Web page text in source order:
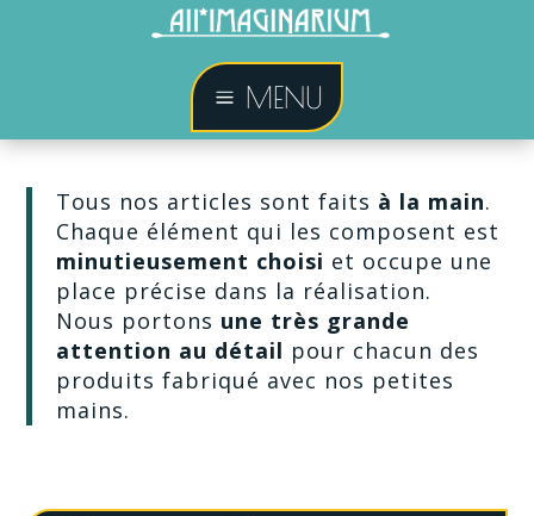
a MENU
Tous nos articles sont faits à la main.
Chaque élément qui les composent est
minutieusement choisi et occupe une
place précise dans la réalisation.
Nous portons une très grande
attention au détail pour chacun des
produits fabriqué avec nos petites
mains.